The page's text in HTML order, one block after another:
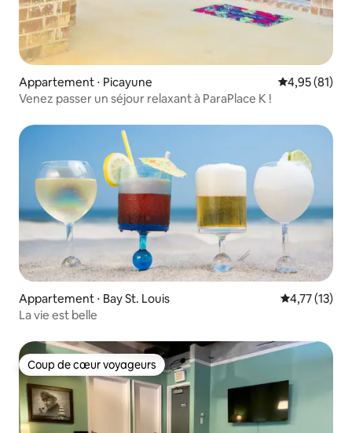
Appartement ⋅ Picayune Évaluation
4,95 (81)
Venez passer un séjour relaxant à ParaPlace K !
Appartement ⋅ Bay St. Louis Évaluation
4,77 (13)
La vie est belle
Coup de cœur voyageurs
Coup de cœur voyageurs